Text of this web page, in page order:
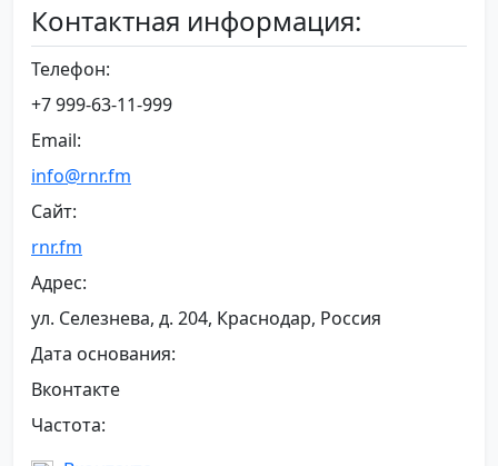
Контактная информация:
Телефон:
+7 999-63-11-999
Email:
info@rnr.fm
Сайт:
rnr.fm
Адрес:
ул. Селезнева, д. 204, Краснодар, Россия
Дата основания:
Вконтакте
Частота: